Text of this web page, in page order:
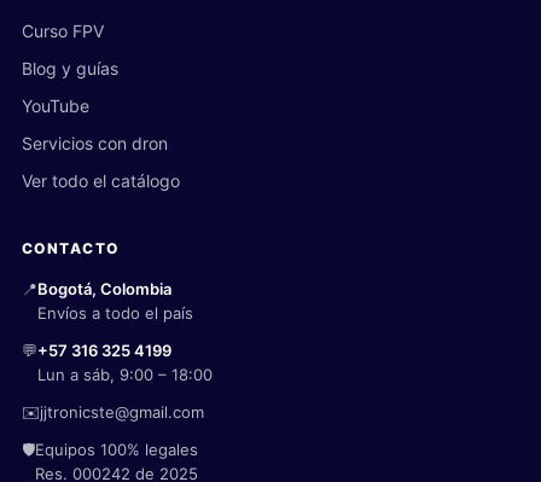
Curso FPV
Blog y guías
YouTube
Servicios con dron
Ver todo el catálogo
CONTACTO
📍Bogotá, Colombia
Envíos a todo el país
💬+57 316 325 4199
Lun a sáb, 9:00 – 18:00
✉️jjtronicste@gmail.com
🛡️Equipos 100% legales
Res. 000242 de 2025